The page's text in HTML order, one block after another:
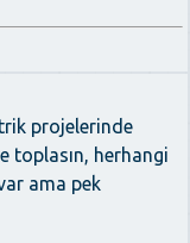
projelerinde
toplasın, herhangi
ama pek